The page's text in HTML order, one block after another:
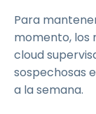
Para
momento, los
cloud
sospechosas
a la semana.